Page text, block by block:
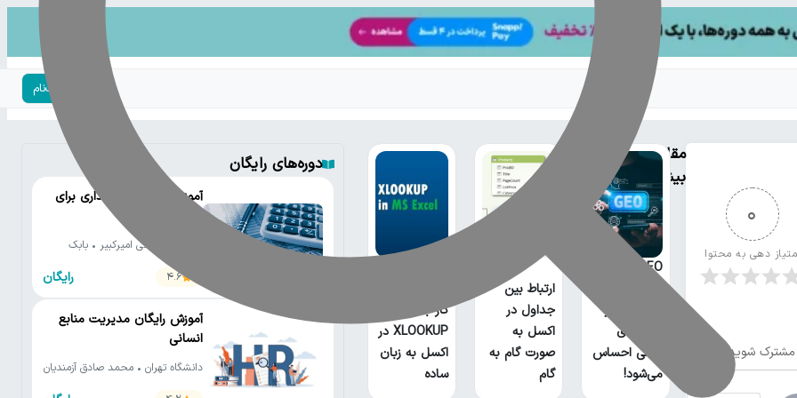
ورود | ثبت‌نام
0
دهی به محتوا
مشترک شوید
مقالات
بیشتر
گوش سئو و
روش‌های
سنتی احساس
می‌شود!
ارتباط بین
جداول در
اکسل به
صورت گام به
گام
کار با تابع
XLOOKUP در
اکسل به زبان
ساده
دوره‌های رایگان
آموزش رایگان حسابداری برای
دانشگاه صنعتی امیرکبیر • بابک
صادق زاده
4.6
رایگان
آموزش رایگان مدیریت منابع
انسانی
دانشگاه تهران • محمد صادق آزمندیان